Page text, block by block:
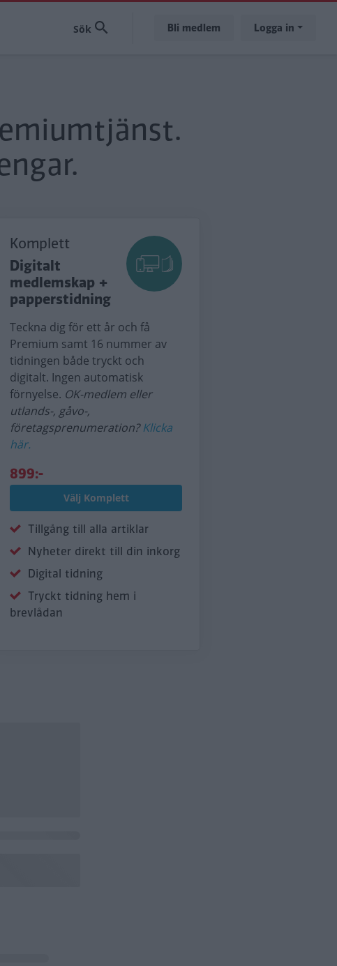
Bli medlem Logga in
Komplett
Digitalt
medlemskap +
papperstidning
Teckna dig för ett år och få
Premium samt 16 nummer av
tidningen både tryckt och
digitalt. Ingen automatisk
förnyelse. OK-medlem eller
utlands-, gåvo-,
företagsprenumeration?Klicka
här.
899:-
Välj Komplett
Tillgång till alla artiklar
Nyheter direkt till din inkorg
Digital tidning
Tryckt tidning hem i
brevlådan